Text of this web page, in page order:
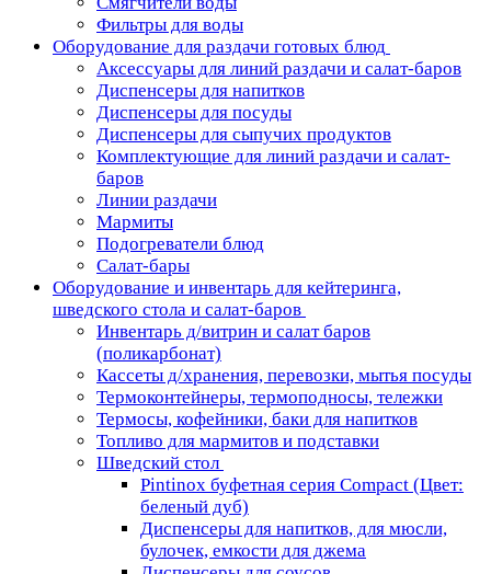
Фильтры для воды
Оборудование для раздачи готовых блюд
Аксессуары для линий раздачи и салат-баров
Диспенсеры для напитков
Диспенсеры для посуды
Диспенсеры для сыпучих продуктов
Комплектующие для линий раздачи и салат-
баров
Линии раздачи
Мармиты
Подогреватели блюд
Салат-бары
Оборудование и инвентарь для кейтеринга,
шведского стола и салат-баров
Инвентарь д/витрин и салат баров
(поликарбонат)
Кассеты д/хранения, перевозки, мытья посуды
Термоконтейнеры, термоподносы, тележки
Термосы, кофейники, баки для напитков
Топливо для мармитов и подставки
Шведский стол
Pintinox буфетная серия Compact (Цвет:
беленый дуб)
Диспенсеры для напитков, для мюсли,
булочек, емкости для джема